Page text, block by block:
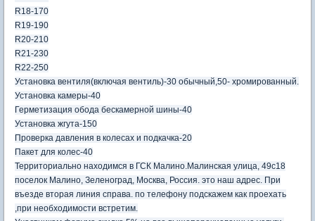
R18-170
R19-190
R20-210
R21-230
R22-250
Установка вентиля(включая вентиль)-30 обычный,50- хромированный.
Установка камеры-40
Герметизация обода бескамерной шины-40
Установка жгута-150
Проверка давления в колесах и подкачка-20
Пакет для колес-40
Территориально находимся в ГСК Малино.Малинская улица, 49с18
поселок Малино, Зеленоград, Москва, Россия. это наш адрес. При
въезде вторая линия справа. по телефону подскажем как проехать
,при необходимости встретим.